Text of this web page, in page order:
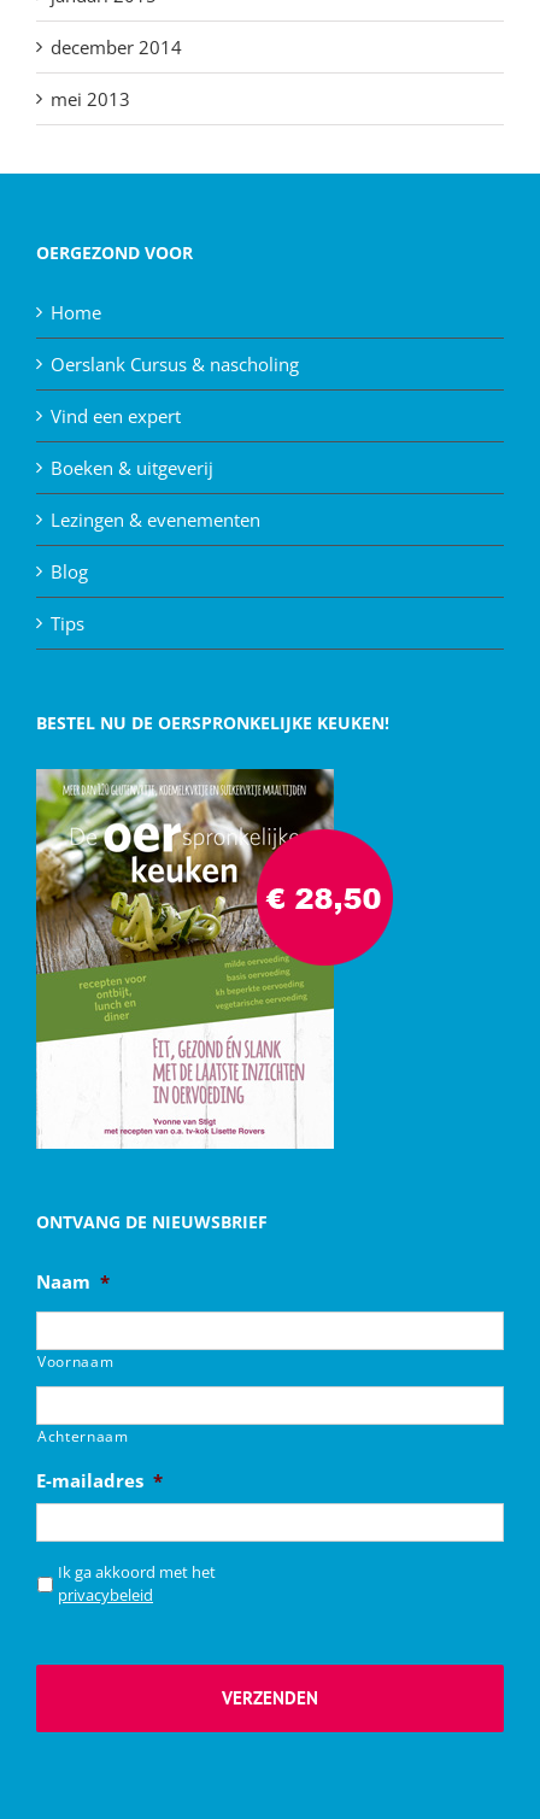
december 2014
mei 2013
OERGEZOND VOOR
Home
Oerslank Cursus & nascholing
Vind een expert
Boeken & uitgeverij
Lezingen & evenementen
Blog
Tips
BESTEL NU DE OERSPRONKELIJKE KEUKEN!
ONTVANG DE NIEUWSBRIEF
Naam *
Voornaam
Achternaam
E-mailadres *
Ik ga akkoord met het
privacybeleid